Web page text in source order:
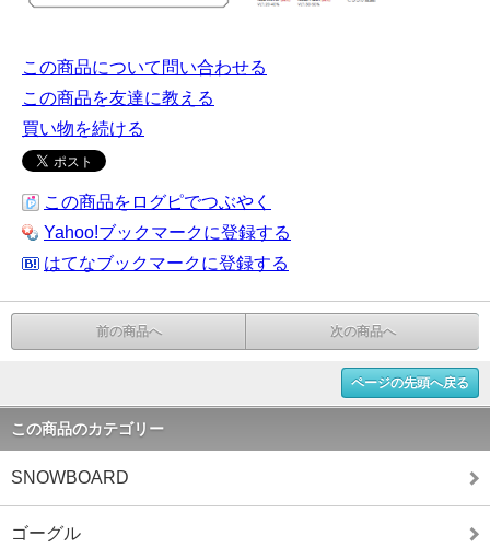
この商品について問い合わせる
この商品を友達に教える
買い物を続ける
この商品をログピでつぶやく
Yahoo!ブックマークに登録する
はてなブックマークに登録する
前の商品へ 次の商品へ
ページの先頭へ戻る
この商品のカテゴリー
SNOWBOARD
ゴーグル